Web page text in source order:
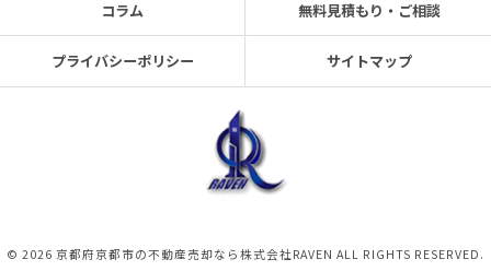
コラム 無料見積もり・ご相談
プライバシーポリシー サイトマップ
© 2026 京都府京都市の不動産売却なら株式会社RAVEN ALL RIGHTS RESERVED.